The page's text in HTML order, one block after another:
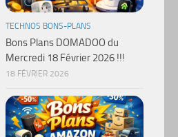
TECHNOS BONS-PLANS
Bons Plans DOMADOO du
Mercredi 18 Février 2026 !!!
18 FÉVRIER 2026